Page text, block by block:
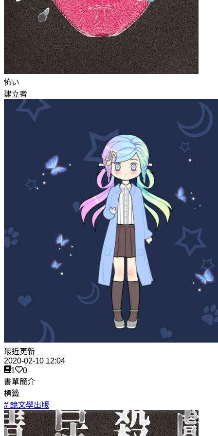
怖い
建立者
最近更新
2020-02-10 12:04
1
0
書單簡介
標籤
# 鏡文學出版